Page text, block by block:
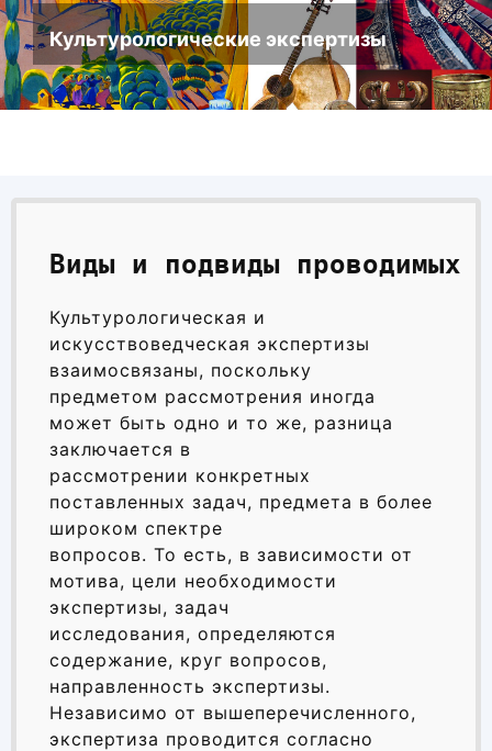
Новости
Библиотека
Карта сайта
Культурологические экспертизы
Виды и подвиды проводимых
Культурологическая и
искусствоведческая экспертизы
взаимосвязаны, поскольку
предметом рассмотрения иногда
может быть одно и то же, разница
заключается в
рассмотрении конкретных
поставленных задач, предмета в более
широком спектре
вопросов. То есть, в зависимости от
мотива, цели необходимости
экспертизы, задач
исследования, определяются
содержание, круг вопросов,
направленность экспертизы.
Независимо от вышеперечисленного,
экспертиза проводится согласно